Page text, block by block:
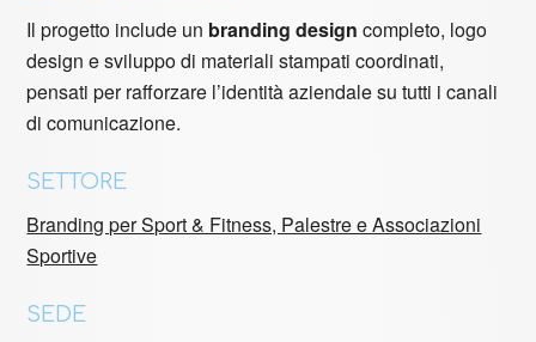
Il progetto include un branding design completo, logo
design e sviluppo di materiali stampati coordinati,
pensati per rafforzare l’identità aziendale su tutti i canali
di comunicazione.
SETTORE
Branding per Sport & Fitness, Palestre e Associazioni
Sportive
SEDE